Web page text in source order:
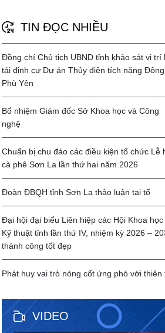
TIN ĐỌC NHIỀU
Đồng chí Chủ tịch UBND tỉnh khảo sát vị trí
tái định cư Dự án Thủy điện tích năng Đông
Phù Yên
Bổ nhiệm Giám đốc Sở Khoa học và Công
nghệ
Chuẩn bị chu đáo các điều kiện tổ chức Lễ
cà phê Sơn La lần thứ hai năm 2026
Đoàn ĐBQH tỉnh Sơn La thảo luận tại tổ
Đại hội đại biểu Liên hiệp các Hội Khoa học
Kỹ thuật tỉnh lần thứ IV, nhiệm kỳ 2026 –
thành công tốt đẹp
Phát huy vai trò nòng cốt ứng phó với thiên
VIDEO